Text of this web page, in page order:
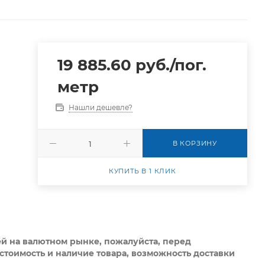
19 885.60 руб./пог.
метр
Нашли дешевле?
В КОРЗИНУ
КУПИТЬ В 1 КЛИК
на валютном рынке, пожалуйста, перед
и наличие товара, возможность доставки